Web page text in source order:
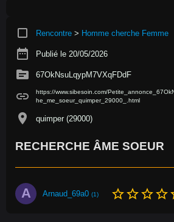
crop_square Rencontre > Homme cherche Femme
date_range Publié le 20/05/2026
source 67OkNsuLqypM7VXqFDdF
link
https://www.sibesoin.com/
he_me_soeur_quimper_29000_.html
location_on quimper (29000)
RECHERCHE ÂME SOEUR
A Arnaud_69a0 (1) star_borderstar_borderstar_borderstar_border